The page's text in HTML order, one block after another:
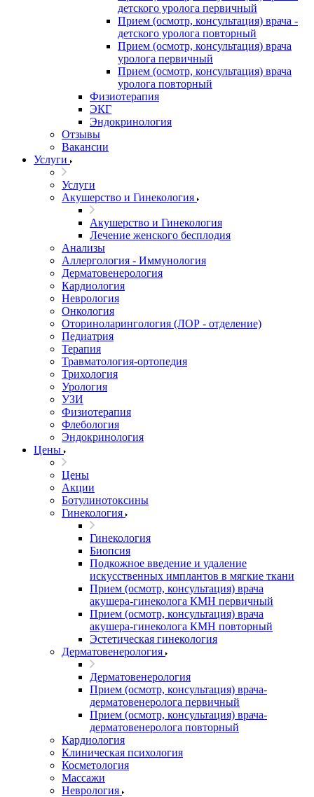
детского уролога первичный
Прием (осмотр, консультация) врача -
детского уролога повторный
Прием (осмотр, консультация) врача
уролога первичный
Прием (осмотр, консультация) врача
уролога повторный
Физиотерапия
ЭКГ
Эндокринология
Отзывы
Вакансии
Услуги
Услуги
Акушерство и Гинекология
Акушерство и Гинекология
Лечение женского бесплодия
Анализы
Аллергология - Иммунология
Дерматовенерология
Кардиология
Неврология
Онкология
Оториноларингология (ЛОР - отделение)
Педиатрия
Терапия
Травматология-ортопедия
Трихология
Урология
УЗИ
Физиотерапия
Флебология
Эндокринология
Цены
Цены
Акции
Ботулинотоксины
Гинекология
Гинекология
Биопсия
Подкожное введение и удаление
искусственных имплантов в мягкие ткани
Прием (осмотр, консультация) врача
акушера-гинеколога КМН первичный
Прием (осмотр, консультация) врача
акушера-гинеколога КМН повторный
Эстетическая гинекология
Дерматовенерология
Дерматовенерология
Прием (осмотр, консультация) врача-
дерматовенеролога первичный
Прием (осмотр, консультация) врача-
дерматовенеролога повторный
Кардиология
Клиническая психология
Косметология
Массажи
Неврология